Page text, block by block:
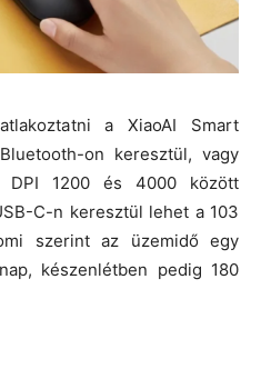
a XiaoAI Smart
on keresztül, vagy
DPI 1200 és 4000 között
C-n keresztül lehet a 103
szerint az üzemidő egy
készenlétben pedig 180